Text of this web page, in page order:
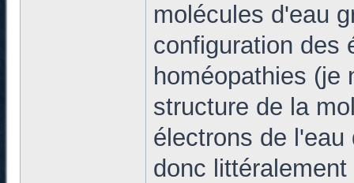
molécules d'eau
configuration des
homéopathies
structure de la
électrons de
donc